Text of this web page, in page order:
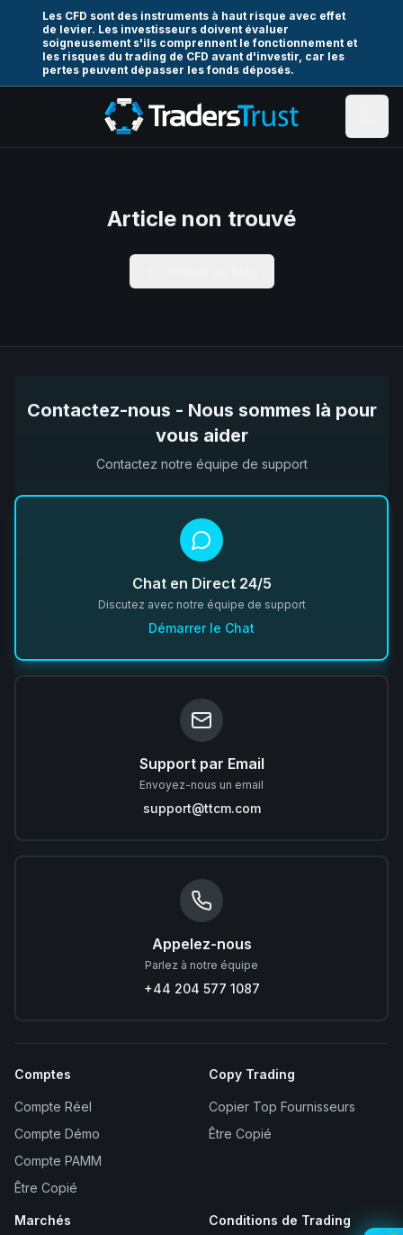
Les CFD sont des instruments à haut risque avec effet
de levier. Les investisseurs doivent évaluer
soigneusement s'ils comprennent le fonctionnement et
les risques du trading de CFD avant d'investir, car les
pertes peuvent dépasser les fonds déposés.
Article non trouvé
Contactez-nous - Nous sommes là pour
vous aider
Contactez notre équipe de support
Chat en Direct 24/5
Discutez avec notre équipe de support
Démarrer le Chat
Support par Email
Envoyez-nous un email
support@ttcm.com
Appelez-nous
Parlez à notre équipe
+44 204 577 1087
Comptes
Compte Réel
Compte Démo
Compte PAMM
Être Copié
Copy Trading
Copier Top Fournisseurs
Être Copié
Marchés Conditions de Trading